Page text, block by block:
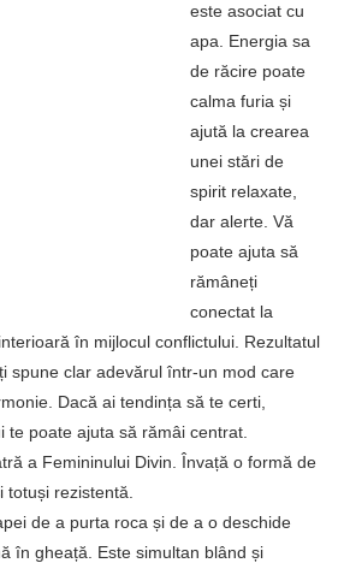
este asociat cu
apa. Energia sa
de răcire poate
calma furia și
ajută la crearea
unei stări de
spirit relaxate,
dar alerte. Vă
poate ajuta să
rămâneți
conectat la
în mijlocul conflictului. Rezultatul
spune clar adevărul într-un mod care
Dacă ai tendința să te certi,
te poate ajuta să rămâi centrat.
a Femininului Divin. Învață o formă de
rezistentă.
de a purta roca și de a o deschide
în gheață. Este simultan blând și